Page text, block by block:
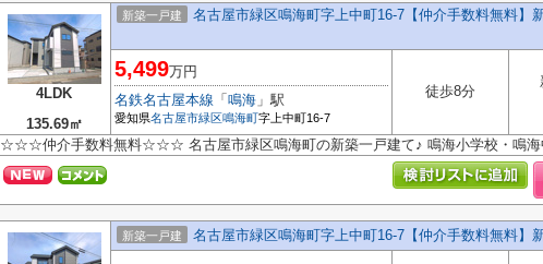
4LDK
135.69㎡
新築一戸建 名古屋市緑区鳴海町字上中町16-7【仲介手数料無料
5,499万円
名鉄名古屋本線 「 鳴海 」駅
愛知県名古屋市緑区鳴海町字上中町16-7
徒歩8分
☆☆☆仲介手数料無料☆☆☆ 名古屋市緑区鳴海町の新築一戸建て♪ 鳴海小学校・鳴海
新築一戸建 名古屋市緑区鳴海町字上中町16-7【仲介手数料無料